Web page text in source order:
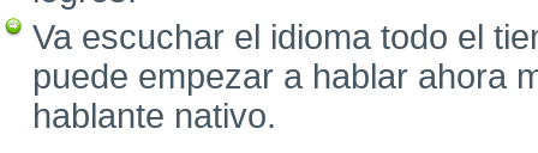
Va escuchar el idioma todo el
puede empezar a hablar ahora
hablante nativo.